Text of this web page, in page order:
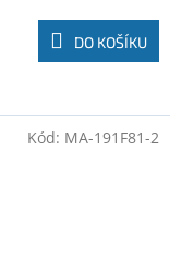
DO KOŠÍKU
Kód: MA-191F81-2